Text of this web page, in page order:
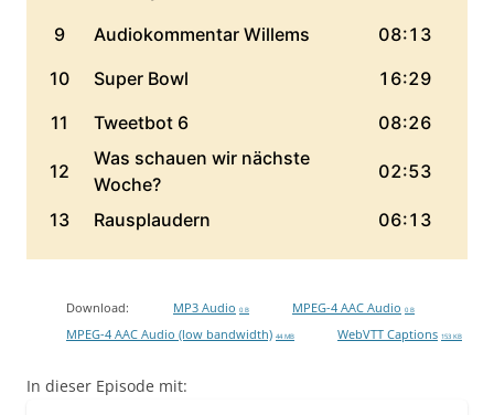
Download: MP3 Audio 0 B MPEG-4 AAC Audio 0 B
MPEG-4 AAC Audio (low bandwidth) 44 MB WebVTT Captions 153 KB
In dieser Episode mit: